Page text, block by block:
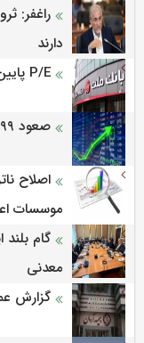
راغفر:
دارند
P/E پایین وبملت چه پیامی برای سهامداران دارد؟
صعود ۹۹ هزار واحدی شاخص بورس
اصلاح
موسسات
گام
معدنی
گزارش